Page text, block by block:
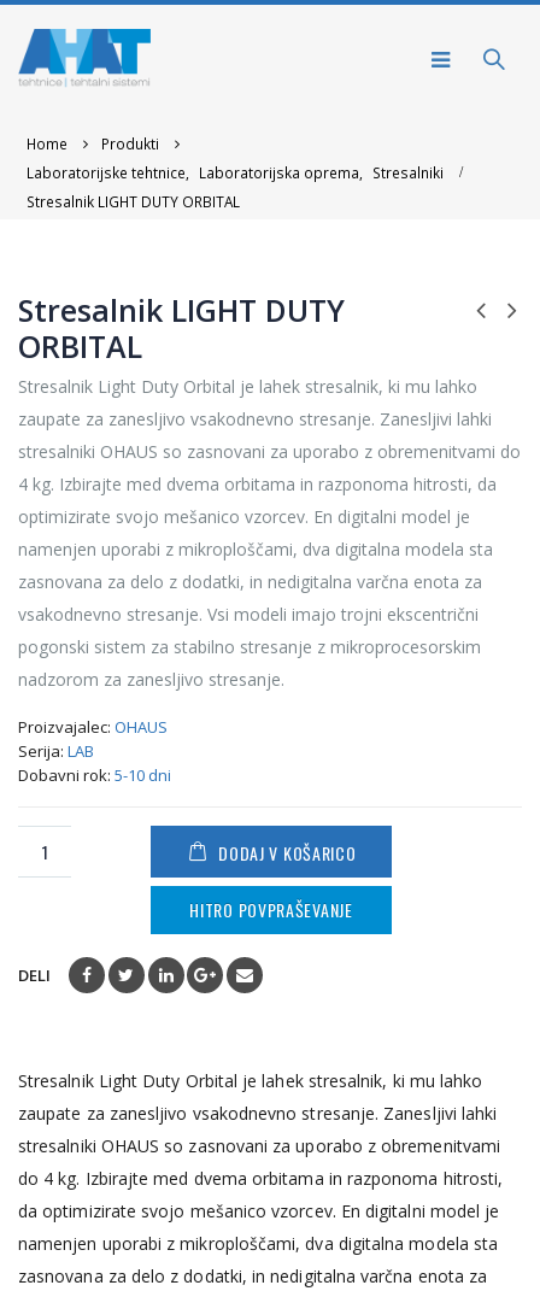
Home
Produkti
Laboratorijske tehtnice
Laboratorijska oprema
Stresalniki
Stresalnik LIGHT DUTY ORBITAL
Stresalnik LIGHT DUTY
ORBITAL
Stresalnik Light Duty Orbital je lahek stresalnik, ki mu lahko
zaupate za zanesljivo vsakodnevno stresanje. Zanesljivi lahki
stresalniki OHAUS so zasnovani za uporabo z obremenitvami do
4 kg. Izbirajte med dvema orbitama in razponoma hitrosti, da
optimizirate svojo mešanico vzorcev. En digitalni model je
namenjen uporabi z mikroploščami, dva digitalna modela sta
zasnovana za delo z dodatki, in nedigitalna varčna enota za
vsakodnevno stresanje. Vsi modeli imajo trojni ekscentrični
pogonski sistem za stabilno stresanje z mikroprocesorskim
nadzorom za zanesljivo stresanje.
Proizvajalec: OHAUS
Serija: LAB
Dobavni rok: 5-10 dni
DODAJ V KOŠARICO
HITRO POVPRAŠEVANJE
DELI
Stresalnik Light Duty Orbital je lahek stresalnik, ki mu lahko
zaupate za zanesljivo vsakodnevno stresanje. Zanesljivi lahki
stresalniki OHAUS so zasnovani za uporabo z obremenitvami
do 4 kg. Izbirajte med dvema orbitama in razponoma hitrosti,
da optimizirate svojo mešanico vzorcev. En digitalni model je
namenjen uporabi z mikroploščami, dva digitalna modela sta
zasnovana za delo z dodatki, in nedigitalna varčna enota za